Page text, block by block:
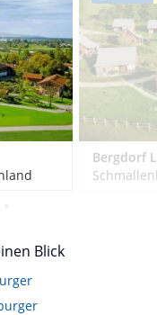
Blick